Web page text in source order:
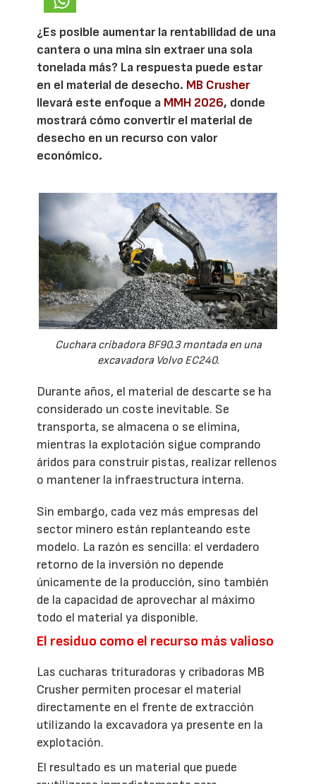
¿Es posible aumentar la rentabilidad de una
cantera o una mina sin extraer una sola
tonelada más? La respuesta puede estar
en el material de desecho. MB Crusher
llevará este enfoque a MMH 2026, donde
mostrará cómo convertir el material de
desecho en un recurso con valor
económico.
Cuchara cribadora BF90.3 montada en una
excavadora Volvo EC240.
Durante años, el material de descarte se ha
considerado un coste inevitable. Se
transporta, se almacena o se elimina,
mientras la explotación sigue comprando
áridos para construir pistas, realizar rellenos
o mantener la infraestructura interna.
Sin embargo, cada vez más empresas del
sector minero están replanteando este
modelo. La razón es sencilla: el verdadero
retorno de la inversión no depende
únicamente de la producción, sino también
de la capacidad de aprovechar al máximo
todo el material ya disponible.
El residuo como el recurso más valioso
Las cucharas trituradoras y cribadoras MB
Crusher permiten procesar el material
directamente en el frente de extracción
utilizando la excavadora ya presente en la
explotación.
El resultado es un material que puede